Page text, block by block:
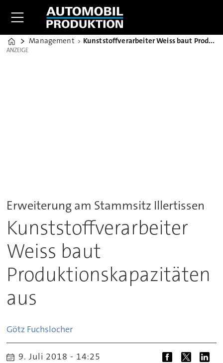
Home
Management Kunststoffverarbeiter Weiss baut Produktionskapazitäten aus
ANZEIGE
ANZEIGE
Erweiterung am Stammsitz Illertissen
Kunststoffverarbeiter
Weiss baut
Produktionskapazitäten
aus
Götz Fuchslocher
9. Juli 2018 - 14:25